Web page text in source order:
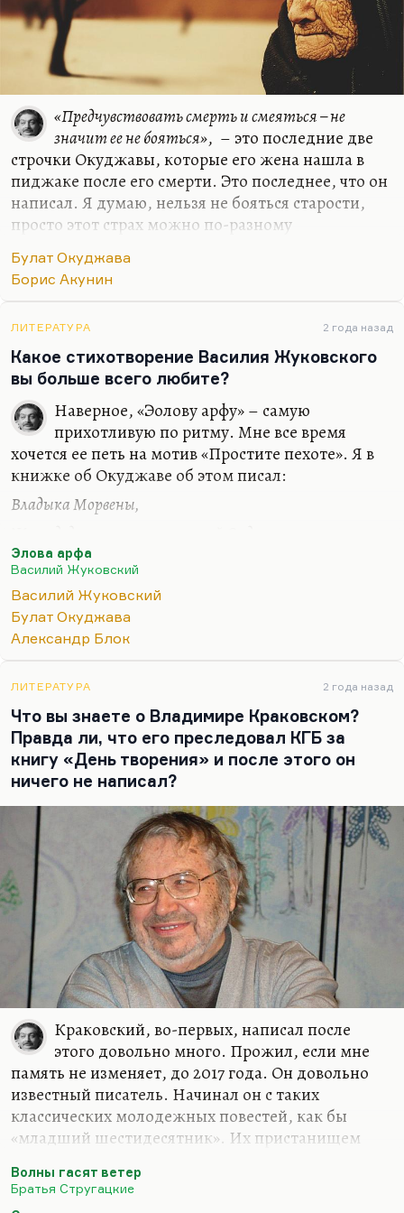
«Предчувствовать смерть и смеяться – не
значит ее не бояться», – это последние две
строчки Окуджавы, которые его жена нашла в
пиджаке после его смерти. Это последнее, что он
написал. Я думаю, нельзя не бояться старости,
просто этот страх можно по-разному
немощи – творческой, физической. Чтобы ее не
чувствовать, надо себя держать в
иногда, вы не поверите, хочется передохнуть.
Мне иногда хочется поспать днем, не писать
никому не нужных бесчисленных статей, которые
я продолжаю писать в разные места, и это все
бесплатно. Я и эту программу веду бесплатно. От
некоторых активностей мне…
Булат Окуджава
Борис Акунин
ЛИТЕРАТУРА 2 года назад
Какое стихотворение Василия Жуковского
вы больше всего любите?
Наверное, «Эолову арфу» – самую
прихотливую по ритму. Мне все время
хочется ее петь на мотив «Простите пехоте». Я в
книжке об Окуджаве об этом писал:
Владыка Морвены,
Над озером стены
Зубчатые замок с холма возвышал;
Действительно, мелодическая близость
Окуджавы и Жуковского, по-моему, очень
Жуковского нельзя любить что-то одно, он
довольно ровный. Он действительно
пленительная сладость, он действительно
владеет ритмом и музыкальной составляющей
стиха, как никто. Это пример того же
музыкального безволия, о которой говорит…
Элова арфа
Василий Жуковский
Василий Жуковский
Булат Окуджава
Александр Блок
ЛИТЕРАТУРА 2 года назад
Что вы знаете о Владимире Краковском?
Правда ли, что его преследовал КГБ за
книгу «День творения» и после этого он
ничего не написал?
Краковский, во-первых, написал после
этого довольно много. Прожил, если мне
память не изменяет, до 2017 года. Он довольно
известный писатель. Начинал он с таких
классических молодежных повестей, как бы
«младший шестидесятник». Их пристанищем
аксеновские традиции, но уже без Аксенова. У
Краковского была экранизированная,
Волны гасят ветер
Братья Стругацкие